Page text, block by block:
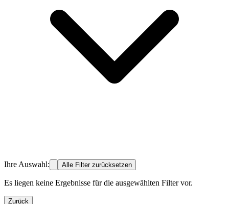
Ihre Auswahl: Alle Filter zurücksetzen
Es liegen keine Ergebnisse für die ausgewählten Filter vor.
Zurück